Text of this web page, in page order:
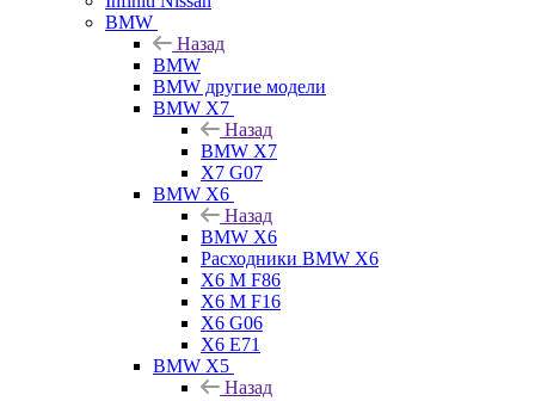
BMW
Назад
BMW
BMW другие модели
BMW X7
Назад
BMW X7
X7 G07
BMW X6
Назад
BMW X6
Расходники BMW X6
X6 M F86
X6 M F16
X6 G06
X6 E71
BMW X5
Назад